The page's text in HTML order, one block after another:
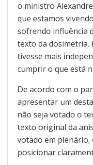
o ministro
que estamos
sofrendo influência
texto da dosimetria.
tivesse mais
cumprir o que está
De acordo com o
apresentar um
não seja votado o
texto original da
votado em plenário,
posicionar